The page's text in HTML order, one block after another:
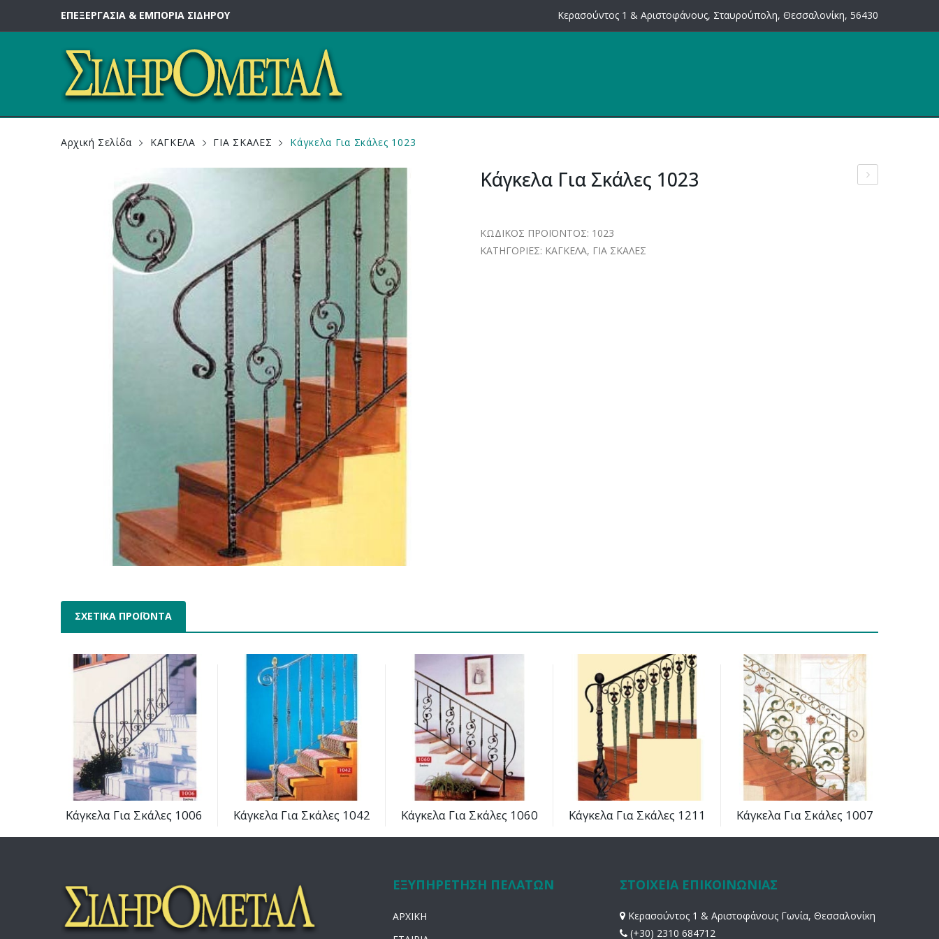
ΕΠΕΞΕΡΓΑΣΙΑ & ΕΜΠΟΡΙΑ ΣΙΔΗΡΟΥ Κερασούντος 1 & Αριστοφάνους, Σταυρούπολη, Θεσσαλονίκη, 56430
Αρχική Σελίδα ΚΑΓΚΕΛΑ ΓΙΑ ΣΚΑΛΕΣ Κάγκελα Για Σκάλες 1023
Κάγκελα Για Σκάλες 1023
ΚΩΔΙΚΟΣ ΠΡΟΪΟΝΤΟΣ: 1023
ΚΑΤΗΓΟΡΙΕΣ: ΚΑΓΚΕΛΑ, ΓΙΑ ΣΚΑΛΕΣ
ΣΧΕΤΙΚΑ ΠΡΟΪΟΝΤΑ
Κάγκελα Για Σκάλες 1006 Κάγκελα Για Σκάλες 1042 Κάγκελα Για Σκάλες 1060 Κάγκελα Για Σκάλες 1211 Κάγκελα Για Σκάλες 1007
ΕΞΥΠΗΡΕΤΗΣΗ ΠΕΛΑΤΩΝ
ΑΡΧΙΚΗ
ΣΤΟΙΧΕΙΑ ΕΠΙΚΟΙΝΩΝΙΑΣ
Κερασούντος 1 & Αριστοφάνους Γωνία, Θεσσαλονίκη
(+30) 2310 684712